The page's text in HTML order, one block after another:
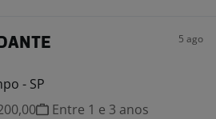
5 ago
- SP
Entre 1 e 3 anos